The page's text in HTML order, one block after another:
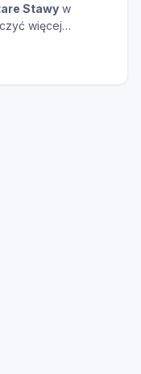
Stawy w
więcej